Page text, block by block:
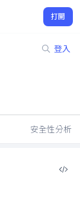
打開
登入
安全性分析